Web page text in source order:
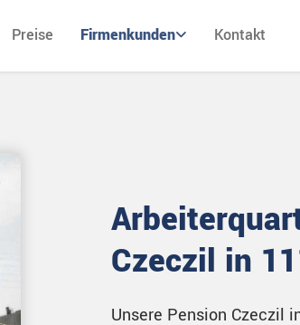
Preise Firmenkunden Kontakt
Czeczil in
Unsere Pension Czeczil